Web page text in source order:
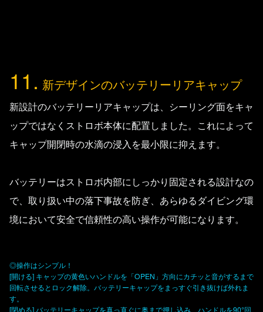
11. 新デザインのバッテリーリアキャップ
新設計のバッテリーリアキャップは、シーリング面をキャ
ップではなくストロボ本体に配置しました。これによって
キャップ開閉時の水滴の浸入を最小限に抑えます。
バッテリーはストロボ内部にしっかり固定される設計なの
で、取り扱い中の落下事故を防ぎ、あらゆるダイビング環
境において安全で信頼性の高い操作が可能になります。
◎操作はシンプル！
[開ける] キャップの黄色いハンドルを「OPEN」方向にカチッと音がするまで
回転させるとロック解除。バッテリーキャップをまっすぐ引き抜けば外れま
す。
[閉める] バッテリーキャップを真っ直ぐに奥まで押し込み、ハンドルを90°回